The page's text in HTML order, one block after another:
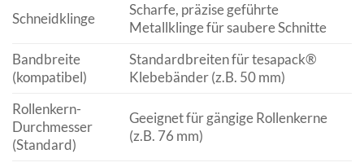
Schneidklinge
Scharfe, präzise geführte
Metallklinge für saubere Schnitte
Bandbreite
(kompatibel)
Standardbreiten für tesapack®
Klebebänder (z.B. 50 mm)
Rollenkern-
Durchmesser
(Standard)
Geeignet für gängige Rollenkerne
(z.B. 76 mm)